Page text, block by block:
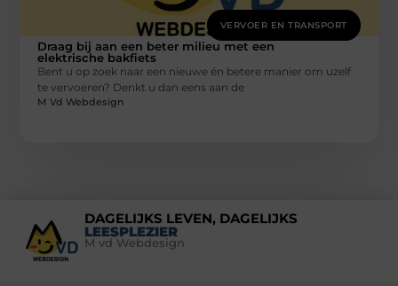
VERVOER EN TRANSPORT
Draag bij aan een beter milieu met een
elektrische bakfiets
Bent u op zoek naar een nieuwe én betere manier om uzelf
te vervoeren? Denkt u dan eens aan de
M Vd Webdesign
DAGELIJKS LEVEN, DAGELIJKS
LEESPLEZIER
M vd Webdesign